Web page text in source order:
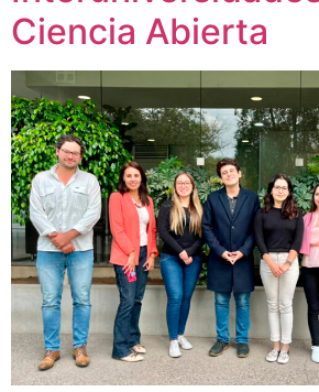
Ciencia Abierta